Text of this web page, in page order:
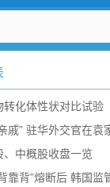
、中概股收盘一览